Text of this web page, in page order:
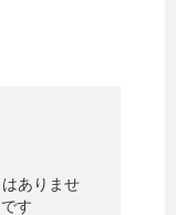
ありませ
す